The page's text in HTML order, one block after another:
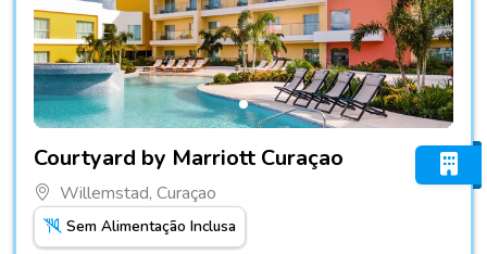
Courtyard by Marriott Curaçao
Willemstad, Curaçao
Sem Alimentação Inclusa